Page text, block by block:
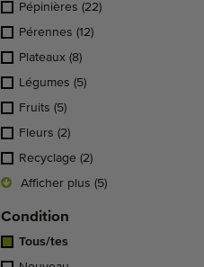
Pépinières (22)
Pérennes (12)
Plateaux (8)
Légumes (5)
Fruits (5)
Fleurs (2)
Recyclage (2)
Afficher plus (5)
Condition
Tous/tes